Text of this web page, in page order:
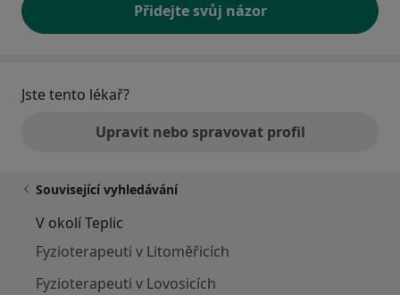
Přidejte svůj názor
Jste tento lékař?
Upravit nebo spravovat profil
Související vyhledávání
V okolí Teplic
Fyzioterapeuti v Litoměřicích
Fyzioterapeuti v Lovosicích